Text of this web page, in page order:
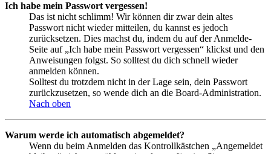
Ich habe mein Passwort vergessen!
Das ist nicht schlimm! Wir können dir zwar dein altes
Passwort nicht wieder mitteilen, du kannst es jedoch
zurücksetzen. Dies machst du, indem du auf der Anmelde-
Seite auf „Ich habe mein Passwort vergessen“ klickst und den
Anweisungen folgst. So solltest du dich schnell wieder
anmelden können.
Solltest du trotzdem nicht in der Lage sein, dein Passwort
zurückzusetzen, so wende dich an die Board-Administration.
Nach oben
Warum werde ich automatisch abgemeldet?
Wenn du beim Anmelden das Kontrollkästchen „Angemeldet